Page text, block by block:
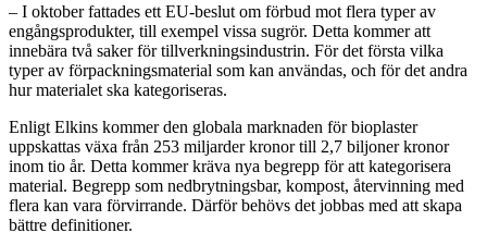
– I oktober fattades ett EU-beslut om förbud mot flera typer av
engångsprodukter, till exempel vissa sugrör. Detta kommer att
innebära två saker för tillverkningsindustrin. För det första vilka
typer av förpackningsmaterial som kan användas, och för det andra
hur materialet ska kategoriseras.
Enligt Elkins kommer den globala marknaden för bioplaster
uppskattas växa från 253 miljarder kronor till 2,7 biljoner kronor
inom tio år. Detta kommer kräva nya begrepp för att kategorisera
material. Begrepp som nedbrytningsbar, kompost, återvinning med
flera kan vara förvirrande. Därför behövs det jobbas med att skapa
bättre definitioner.